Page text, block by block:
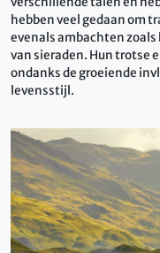
hebben veel gedaan om
evenals ambachten
van sieraden. Hun trotse
ondanks de groeiende
levensstijl.